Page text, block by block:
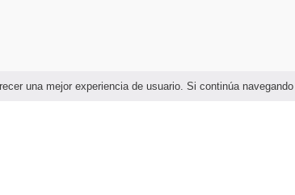
una mejor experiencia de usuario. Si continúa